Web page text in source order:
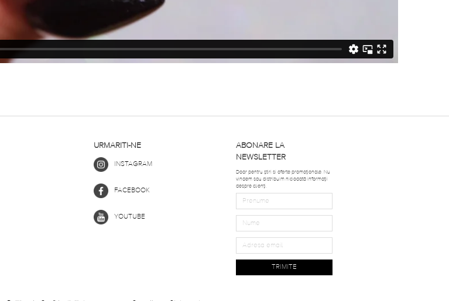
URMARITI-NE
INSTAGRAM
FACEBOOK
YOUTUBE
ABONARE LA
NEWSLETTER
Doar pentru știri si oferte promoționale. Nu
vindem sau distribuim niciodată informații
despre clienți.
TRIMITE